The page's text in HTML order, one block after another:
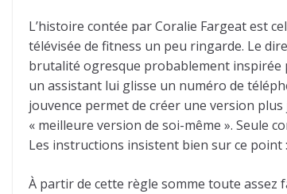
L’histoire contée par Coralie Fargeat est
télévisée de fitness un peu ringarde. Le
brutalité ogresque probablement inspirée
un assistant lui glisse un numéro de
jouvence permet de créer une version
« meilleure version de soi-même ». Seule
Les instructions insistent bien sur ce point
À partir de cette règle somme toute assez